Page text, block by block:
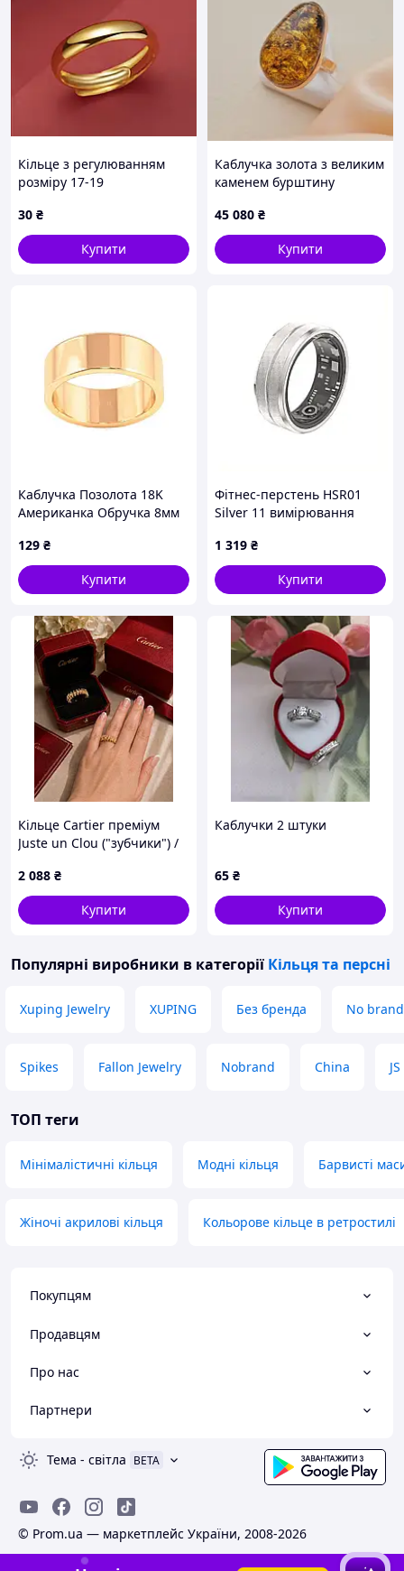
Кільце з регулюванням
розміру 17-19
30 ₴
Купити
Каблучка золота з великим
каменем бурштину
45 080 ₴
Купити
Каблучка Позолота 18K
Американка Обручка 8мм
129 ₴
Купити
Фітнес-перстень HSR01
Silver 11 вимірювання
9A029507H
1 319 ₴
Купити
Кільце Cartier преміум
Juste un Clou ("зубчики") /
паковання / покриття
лимонним золотом / без
цирконію
2 088 ₴
Купити
Каблучки 2 штуки
65 ₴
Купити
Популярні виробники в категорії Кільця та ​​персні
Xuping Jewelry XUPING Без бренда No brand
Spikes Fallon Jewelry Nobrand China JS
ТОП теги
Мінімалістичні кільця Модні кільця Барвисті
Жіночі акрилові кільця Кольорове кільце в ретростилі
Покупцям
Продавцям
Про нас
Партнери
Тема - світла BETA
© Prom.ua — маркетплейс України, 2008-2026